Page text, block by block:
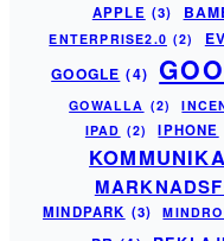
APPLE (3)
ENTERPRISE2.0 (2)
GOOGLE (4)
GOWALLA (2)
IPAD (2) IPHONE
MINDPARK (3)